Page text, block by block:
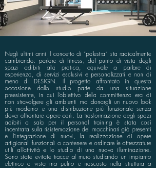
Negli ultimi anni il concetto di “palestra” sta radicalmente
cambiando: parlare di fitness, dal punto di vista degli
spazi adibiti alla pratica, equivale a parlare di
esperienza, di servizi esclusivi e personalizzati e non di
meno di DESIGN. Il progetto affrontato in questa
occasione dallo studio parte da una situazione
preesistente, in cui l’obiettivo della committenza era di
non stravolgere gli ambienti ma donargli un nuovo look
più moderno e una distribuzione più funzionale senza
dover affrontare opere edili. La trasformazione degli spazi
adibiti a sala per il personal training è stata così
incentrata sulla risistemazione dei macchinari già presenti
e l’integrazione di nuovi, la realizzazione di opere
artigianali funzionali a contenere e ordinare le attrezzature
utili all’attività e lo studio di una nuova illuminazione.
Sono state evitate tracce al muro studiando un impianto
elettrico a vista ma pulito e nascosto nella struttura a
soffitto fatta di travi anch’essere lasciate a vista ma